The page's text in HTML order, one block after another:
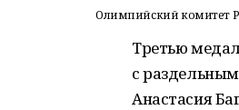
Олимпийский комитет
Третью
с
Анастасия